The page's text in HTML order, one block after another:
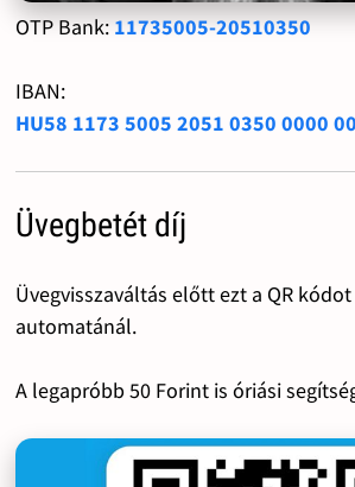
OTP Bank: 11735005-20510350
IBAN:
HU58 1173 5005 2051 0350 0000
Üvegbetét díj
Üvegvisszaváltás előtt ezt a QR
automatánál.
A legapróbb 50 Forint is óriási